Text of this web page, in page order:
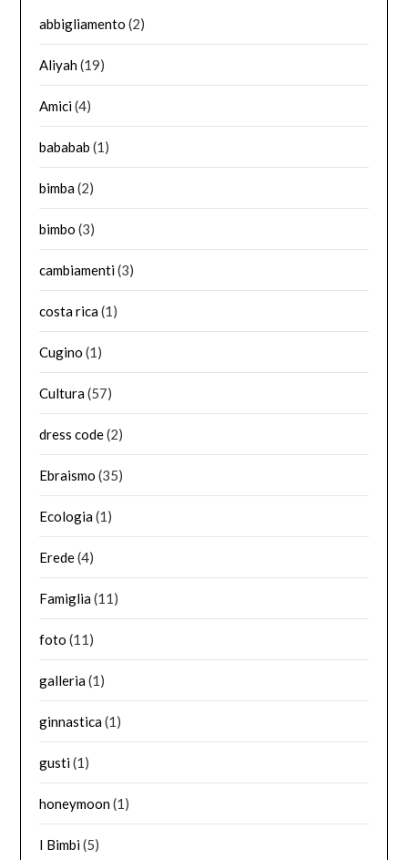
abbigliamento (2)
Aliyah(19)
Amici(4)
bababab (1)
bimba(2)
bimbo (3)
cambiamenti(3)
costa rica(1)
Cugino (1)
Cultura(57)
dress code(2)
Ebraismo (35)
Ecologia(1)
Erede(4)
Famiglia(11)
foto (11)
galleria(1)
ginnastica(1)
gusti(1)
honeymoon(1)
I Bimbi(5)